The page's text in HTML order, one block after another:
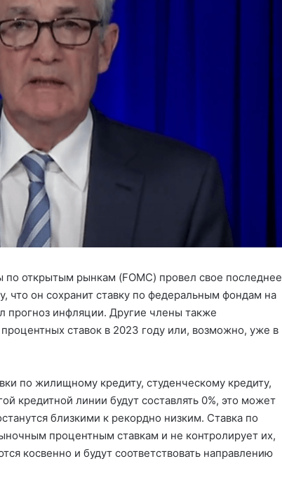
открытым рынкам (FOMC) провел свое последнее
что он сохранит ставку по федеральным фондам на
прогноз инфляции. Другие члены также
ставок в 2023 году или, возможно, уже в
по жилищному кредиту, студенческому кредиту,
кредитной линии будут составлять 0%, это может
близкими к рекордно низким. Ставка по
процентным ставкам и не контролирует их,
косвенно и будут соответствовать направлению